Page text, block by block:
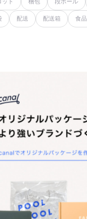
ット 梱包 段ボール
配送 配送箱 食品